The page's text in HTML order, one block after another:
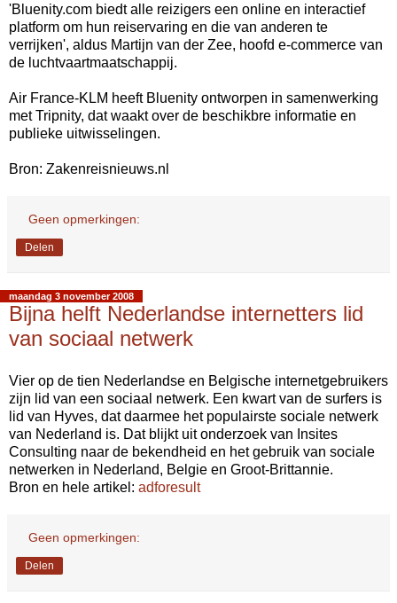
'Bluenity.com biedt alle reizigers een online en interactief
platform om hun reiservaring en die van anderen te
verrijken', aldus Martijn van der Zee, hoofd e-commerce van
de luchtvaartmaatschappij.
Air France-KLM heeft Bluenity ontworpen in samenwerking
met Tripnity, dat waakt over de beschikbre informatie en
publieke uitwisselingen.
Bron: Zakenreisnieuws.nl
Geen opmerkingen:
Delen
maandag 3 november 2008
Bijna helft Nederlandse internetters lid
van sociaal netwerk
Vier op de tien Nederlandse en Belgische internetgebruikers
zijn lid van een sociaal netwerk. Een kwart van de surfers is
lid van Hyves, dat daarmee het populairste sociale netwerk
van Nederland is. Dat blijkt uit onderzoek van Insites
Consulting naar de bekendheid en het gebruik van sociale
netwerken in Nederland, Belgie en Groot-Brittannie.
Bron en hele artikel: adforesult
Geen opmerkingen:
Delen